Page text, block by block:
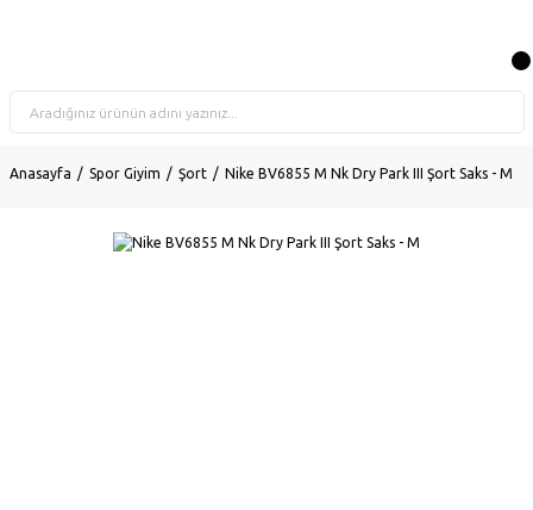
Anasayfa Spor Giyim Şort Nike BV6855 M Nk Dry Park III Şort Saks - M